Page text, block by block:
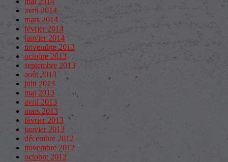
avril 2014
mars 2014
février 2014
janvier 2014
novembre 2013
octobre 2013
septembre 2013
août 2013
juin 2013
mai 2013
avril 2013
mars 2013
février 2013
janvier 2013
décembre 2012
novembre 2012
octobre 2012